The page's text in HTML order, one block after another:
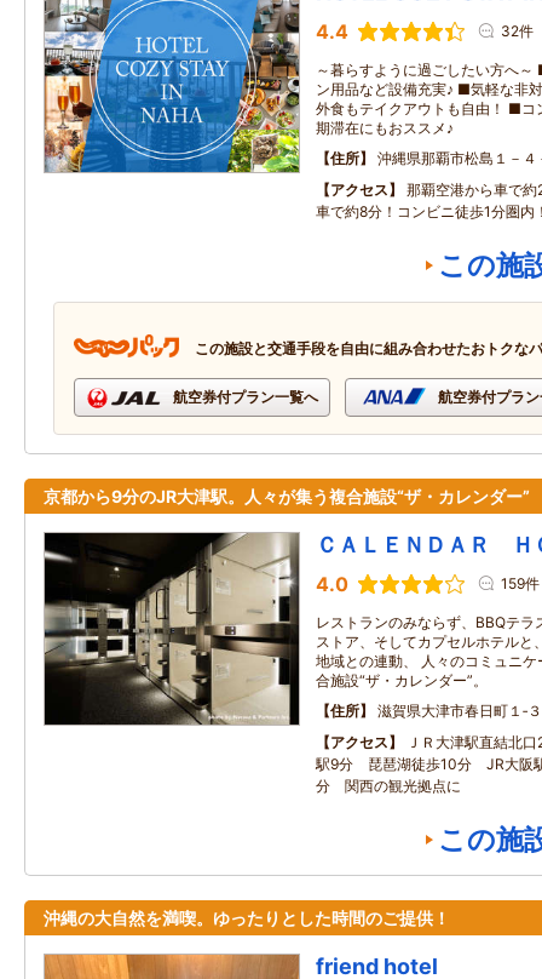
4.4 32件
～暮らすように過ごしたい方へ
ン用品など設備充実♪ ■気軽な非
外食もテイクアウトも自由！ ■コ
期滞在にもおススメ♪
住所
沖縄県那覇市松島１－４
アクセス
那覇空港から車で
車で約8分！コンビニ徒歩1分圏内
この施
この施設と交通手段を自由に組み合わせたおトクな
航空券付プラン一覧へ 航空券付プラ
京都から9分のJR大津駅。人々が集う複合施設“ザ・カレンダー”
ＣＡＬＥＮＤＡＲ Ｈ
4.0 159件
レストランのみならず、BBQテ
ストア、そしてカプセルホテルと
地域との連動、 人々のコミュニ
合施設“ザ・カレンダー”。
住所
滋賀県大津市春日町１‐
アクセス
ＪＲ大津駅直結北
駅9分 琵琶湖徒歩10分 JR大阪
分 関西の観光拠点に
この施
沖縄の大自然を満喫。ゆったりとした時間のご提供！
friend hotel